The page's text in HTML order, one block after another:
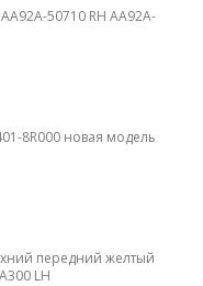
50710 RH AA92A-
8R000 новая модель
передний желтый
LH